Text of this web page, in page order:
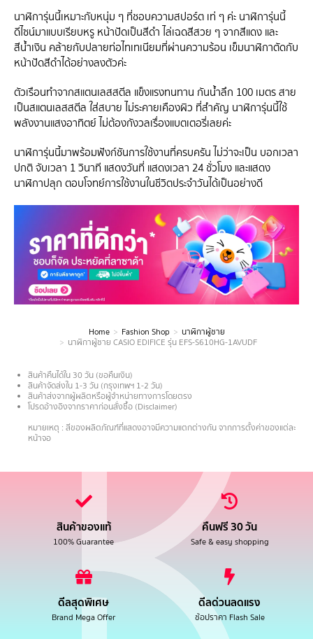
นาฬิการุ่นนี้เหมาะกับหนุ่ม ๆ ที่ชอบความสปอร์ต เท่ ๆ ค่ะ นาฬิการุ่นนี้
ดีไซน์มาแบบเรียบหรู หน้าปัดเป็นสีดำ ไล่เฉดสีสวย ๆ จากสีแดง และ
สีน้ำเงิน คล้ายกับปลายท่อไทเทเนียมที่ผ่านความร้อน เข็มนาฬิกาตัดกับ
หน้าปัดสีดำได้อย่างลงตัวค่ะ
ตัวเรือนทำจากสแตนเลสสตีล แข็งแรงทนทาน กันน้ำลึก 100 เมตร สาย
เป็นสแตนเลสสตีล ใส่สบาย ไม่ระคายเคืองผิว ที่สำคัญ นาฬิการุ่นนี้ใช้
พลังงานแสงอาทิตย์ ไม่ต้องกังวลเรื่องแบตเตอรี่เลยค่ะ
นาฬิการุ่นนี้มาพร้อมฟังก์ชันการใช้งานที่ครบครัน ไม่ว่าจะเป็น บอกเวลา
ปกติ จับเวลา 1 วินาที แสดงวันที่ แสดงเวลา 24 ชั่วโมง และแสดง
นาฬิกาปลุก ตอบโจทย์การใช้งานในชีวิตประจำวันได้เป็นอย่างดี
Home Fashion Shop
นาฬิกาผู้ชาย
นาฬิกาผู้ชาย CASIO EDIFICE รุ่น EFS-S610HG-1AVUDF
สินค้าคืนได้ใน 30 วัน (ขอคืนเงิน)
สินค้าจัดส่งใน 1-3 วัน (กรุงเทพฯ 1-2 วัน)
สินค้าส่งจากผู้ผลิตหรือผู้จำหน่ายทางการโดยตรง
โปรดอ้างอิงจากราคาก่อนสั่งซื้อ (Disclaimer)
หมายเหตุ : สีของผลิตภัณฑ์ที่แสดงอาจมีความแตกต่างกัน จากการตั้งค่าของแต่ละ
หน้าจอ
สินค้าของแท้
100% Guarantee
คืนฟรี 30 วัน
Safe & easy shopping
ดีลสุดพิเศษ
Brand Mega Offer
ดีลด่วนลดแรง
ช้อปราคา Flash Sale